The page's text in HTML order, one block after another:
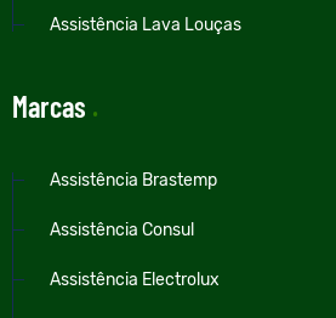
Assistência Lava Louças
Marcas .
Assistência Brastemp
Assistência Consul
Assistência Electrolux